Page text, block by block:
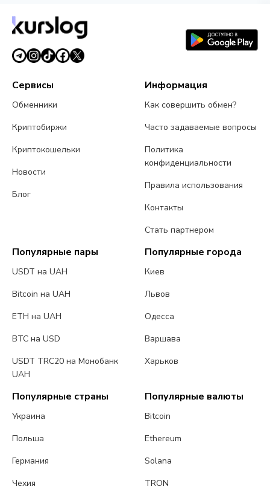
Сервисы
Обменники
Криптобиржи
Криптокошельки
Новости
Блог
Информация
Как совершить обмен?
Часто задаваемые вопросы
Политика
конфиденциальности
Правила использования
Контакты
Стать партнером
Популярные пары
USDT на UAH
Bitcoin на UAH
ETH на UAH
BTC на USD
USDT TRC20 на Монобанк
UAH
Популярные города
Киев
Львов
Одесса
Варшава
Харьков
Популярные страны
Украина
Польша
Германия
Чехия
Популярные валюты
Bitcoin
Ethereum
Solana
TRON